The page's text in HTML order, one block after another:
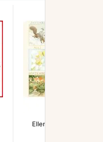
Ellen Månadsbilder